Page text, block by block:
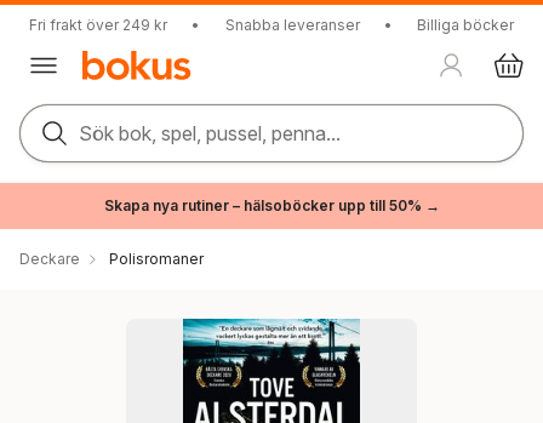
Fri frakt över 249 kr • Snabba leveranser • Billiga böcker
Sök bok, spel, pussel, penna...
Skapa nya rutiner – hälsoböcker upp till 50% →
Deckare Polisromaner